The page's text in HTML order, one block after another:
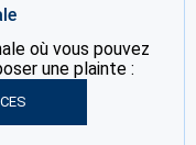
où vous pouvez
une plainte :